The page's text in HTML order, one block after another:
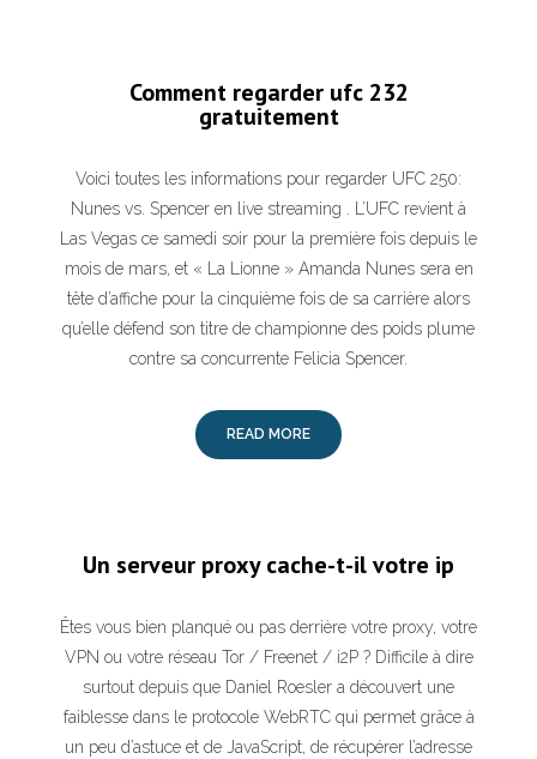
Comment regarder ufc 232
gratuitement
Voici toutes les informations pour regarder UFC 250:
Nunes vs. Spencer en live streaming . L’UFC revient à
Las Vegas ce samedi soir pour la première fois depuis le
mois de mars, et « La Lionne » Amanda Nunes sera en
tête d’affiche pour la cinquième fois de sa carrière alors
qu’elle défend son titre de championne des poids plume
contre sa concurrente Felicia Spencer.
READ MORE
Un serveur proxy cache-t-il votre ip
Êtes vous bien planqué ou pas derrière votre proxy, votre
VPN ou votre réseau Tor / Freenet / i2P ? Difficile à dire
surtout depuis que Daniel Roesler a découvert une
faiblesse dans le protocole WebRTC qui permet grâce à
un peu d’astuce et de JavaScript, de récupérer l’adresse